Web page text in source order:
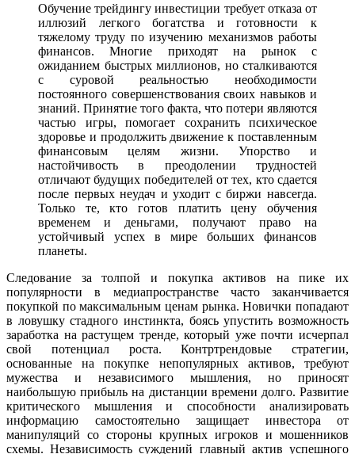
Обучение трейдингу инвестиции требует отказа от
иллюзий легкого богатства и готовности к
тяжелому труду по изучению механизмов работы
финансов. Многие приходят на рынок с
ожиданием быстрых миллионов, но сталкиваются
с суровой реальностью необходимости
постоянного совершенствования своих навыков и
знаний. Принятие того факта, что потери являются
частью игры, помогает сохранить психическое
здоровье и продолжить движение к поставленным
финансовым целям жизни. Упорство и
настойчивость в преодолении трудностей
отличают будущих победителей от тех, кто сдается
после первых неудач и уходит с биржи навсегда.
Только те, кто готов платить цену обучения
временем и деньгами, получают право на
устойчивый успех в мире больших финансов
планеты.
Следование за толпой и покупка активов на пике их
популярности в медиапространстве часто заканчивается
покупкой по максимальным ценам рынка. Новички попадают
в ловушку стадного инстинкта, боясь упустить возможность
заработка на растущем тренде, который уже почти исчерпал
свой потенциал роста. Контртрендовые стратегии,
основанные на покупке непопулярных активов, требуют
мужества и независимого мышления, но приносят
наибольшую прибыль на дистанции времени долго. Развитие
критического мышления и способности анализировать
информацию самостоятельно защищает инвестора от
манипуляций со стороны крупных игроков и мошенников
схемы. Независимость суждений главный актив успешного